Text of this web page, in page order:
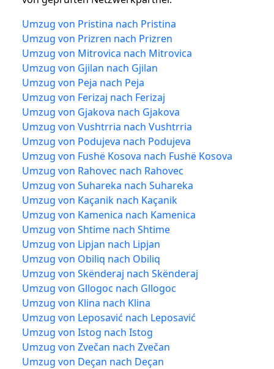
Umzug von Pristina nach Pristina
Umzug von Prizren nach Prizren
Umzug von Mitrovica nach Mitrovica
Umzug von Gjilan nach Gjilan
Umzug von Peja nach Peja
Umzug von Ferizaj nach Ferizaj
Umzug von Gjakova nach Gjakova
Umzug von Vushtrria nach Vushtrria
Umzug von Podujeva nach Podujeva
Umzug von Fushë Kosova nach Fushë Kosova
Umzug von Rahovec nach Rahovec
Umzug von Suhareka nach Suhareka
Umzug von Kaçanik nach Kaçanik
Umzug von Kamenica nach Kamenica
Umzug von Shtime nach Shtime
Umzug von Lipjan nach Lipjan
Umzug von Obiliq nach Obiliq
Umzug von Skënderaj nach Skënderaj
Umzug von Gllogoc nach Gllogoc
Umzug von Klina nach Klina
Umzug von Leposavić nach Leposavić
Umzug von Istog nach Istog
Umzug von Zvečan nach Zvečan
Umzug von Deçan nach Deçan